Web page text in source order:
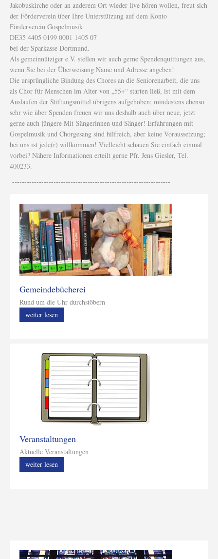
Jakobuskirche oder an anderem Ort wieder live hören wollen, freut sich
der Förderverein über Ihre Unterstützung auf dem Konto
Förderverein Gospelmusik
DE35 4405 0199 0001 1405 07
bei der Sparkasse Dortmund.
Als gemeinnütziger e.V. stellen wir auch gerne Spendenquittungen aus,
wenn Sie bei der Überweisung Name und Adresse angeben!
Die ursprüngliche Bindung des Chores an die Seniorenarbeit, die uns
als Chor für Menschen im Alter von „55+“ starten ließ, ist mit dem
Auslaufen der Stiftungsmittel übrigens aufgehoben; mindestens ebenso
sehr wie über Spenden freuen wir uns deshalb auch über neue, jetzt
gerne auch jüngere Mit-Sängerinnen und Sänger! Erfahrungen mit
Gospelmusik und Chorgesang sind hilfreich, aber keine Voraussetzung;
bei uns ist jede(r) willkommen! Vielleicht schauen Sie einfach einmal
vorbei? Nähere Informationen erteilt gerne Pfr. Jens Giesler, Tel.
400233.
-----------------------------------------------------------------
Gemeindebücherei
Rund um die Uhr durchstöbern
weiter lesen
Veranstaltungen
Aktuelle Veranstaltungen
weiter lesen